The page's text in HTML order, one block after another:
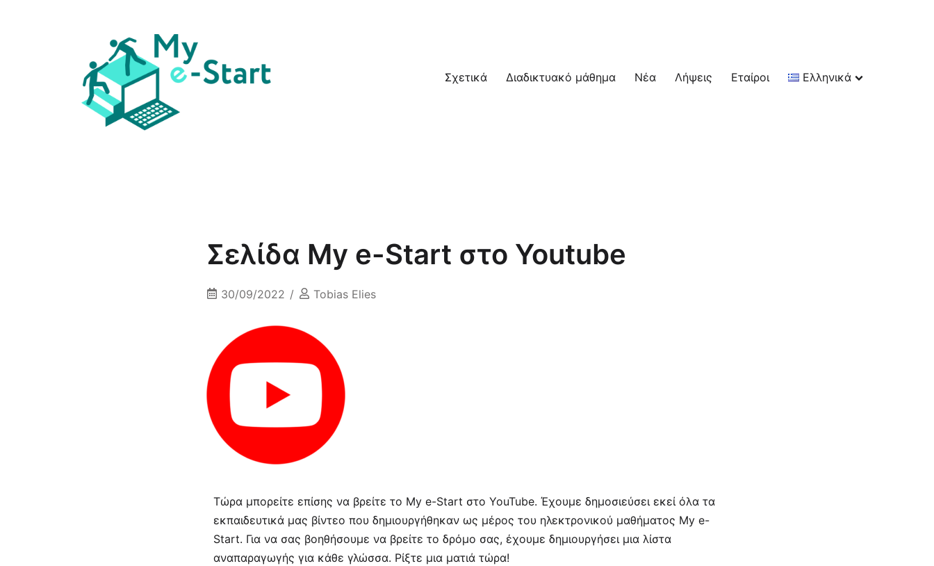
Σχετικά Διαδικτυακό μάθημα Νέα Λήψεις Εταίροι Ελληνικά
Σελίδα My e-Start στο Youtube
30/09/2022 Tobias Elies
Τώρα μπορείτε επίσης να βρείτε το My e-Start στο YouTube. Έχουμε δημοσιεύσει εκεί όλα τα
εκπαιδευτικά μας βίντεο που δημιουργήθηκαν ως μέρος του ηλεκτρονικού μαθήματος My e-
Start. Για να σας βοηθήσουμε να βρείτε το δρόμο σας, έχουμε δημιουργήσει μια λίστα
αναπαραγωγής για κάθε γλώσσα. Ρίξτε μια ματιά τώρα!